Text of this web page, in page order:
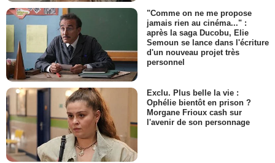
"Comme on ne me propose
jamais rien au cinéma..." :
après la saga Ducobu, Elie
Semoun se lance dans l'écriture
d'un nouveau projet très
personnel
Exclu. Plus belle la vie :
Ophélie bientôt en prison ?
Morgane Frioux cash sur
l'avenir de son personnage